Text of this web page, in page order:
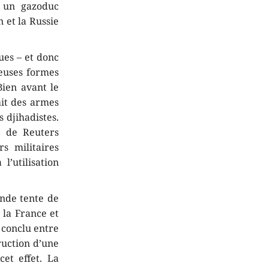
gazoduc
et la Russie
– et donc
formes
avant le
des armes
djihadistes.
de Reuters
militaires
tente de
la France et
entre
d’une
effet. La